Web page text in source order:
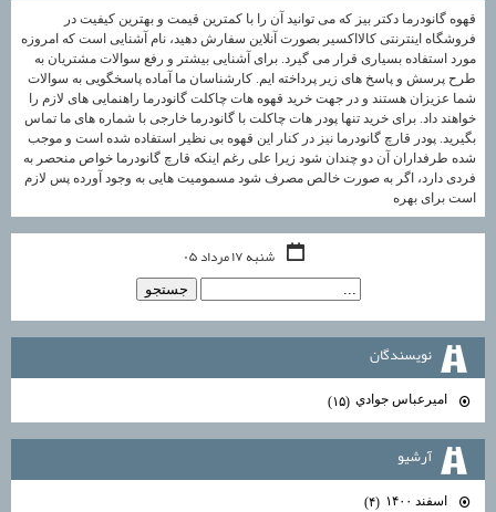
قهوه گانودرما دکتر بیز که می توانید آن را با کمترین قیمت و بهترین کیفیت در
فروشگاه اینترنتی کالااکسیر بصورت آنلاین سفارش دهید، نام آشنایی است که امروزه
مورد استفاده بسیاری قرار می گیرد. برای آشنایی بیشتر و رفع سوالات مشتریان به
طرح پرسش و پاسخ های زیر پرداخته ایم. کارشناسان ما آماده پاسخگویی به سوالات
شما عزیزان هستند و در جهت خرید قهوه هات چاکلت گانودرما راهنمایی های لازم را
خواهند داد. برای خرید تنها پودر هات چاکلت با گانودرما خارجی با شماره های ما تماس
بگیرید. پودر قارچ گانودرما نیز در کنار این قهوه بی نظیر استفاده شده است و موجب
شده طرفداران آن دو چندان شود زیرا علی رغم اینکه قارچ گانودرما خواص منحصر به
فردی دارد، اگر به صورت خالص مصرف شود مسمومیت هایی به وجود آورده پس لازم
است برای بهره
شنبه ۱۷ مرداد ۰۵
نويسندگان
اميرعباس جوادي (۱۵)
آرشيو
اسفند ۱۴۰۰
(۴)